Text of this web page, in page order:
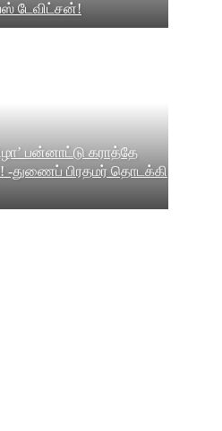
டேவிட்சன்!
பன்னாட்டு கராத்தே
-துணைப் பிரதமர் தொடக்கி